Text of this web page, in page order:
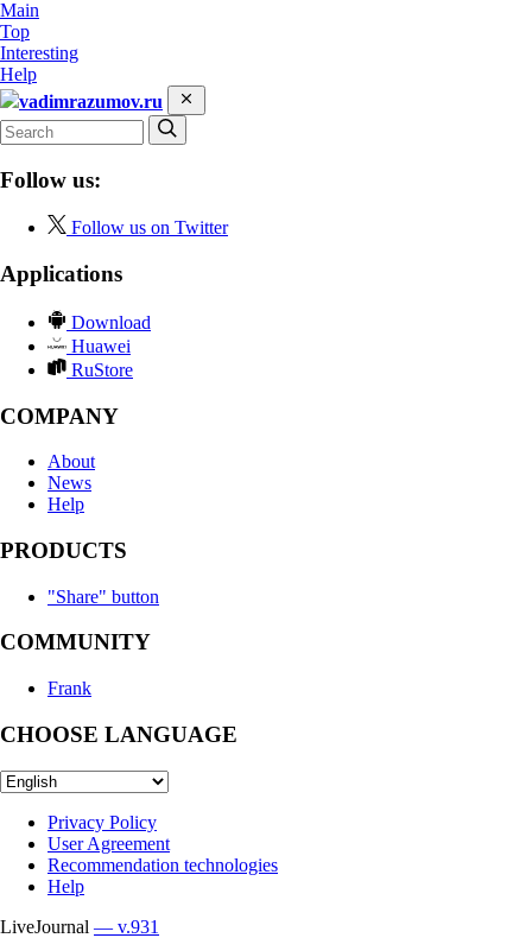
Main
Top
Interesting
Help
vadimrazumov.ru
Follow us:
Follow us on Twitter
Applications
Download
Huawei
RuStore
COMPANY
About
News
Help
PRODUCTS
"Share" button
COMMUNITY
Frank
CHOOSE LANGUAGE
Privacy Policy
User Agreement
Recommendation technologies
Help
LiveJournal — v.931